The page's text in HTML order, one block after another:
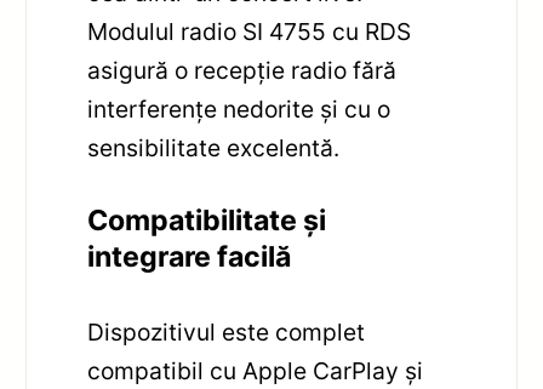
Modulul radio SI 4755 cu RDS
asigură o recepție radio fără
interferențe nedorite și cu o
sensibilitate excelentă.
Compatibilitate și
integrare facilă
Dispozitivul este complet
compatibil cu Apple CarPlay și